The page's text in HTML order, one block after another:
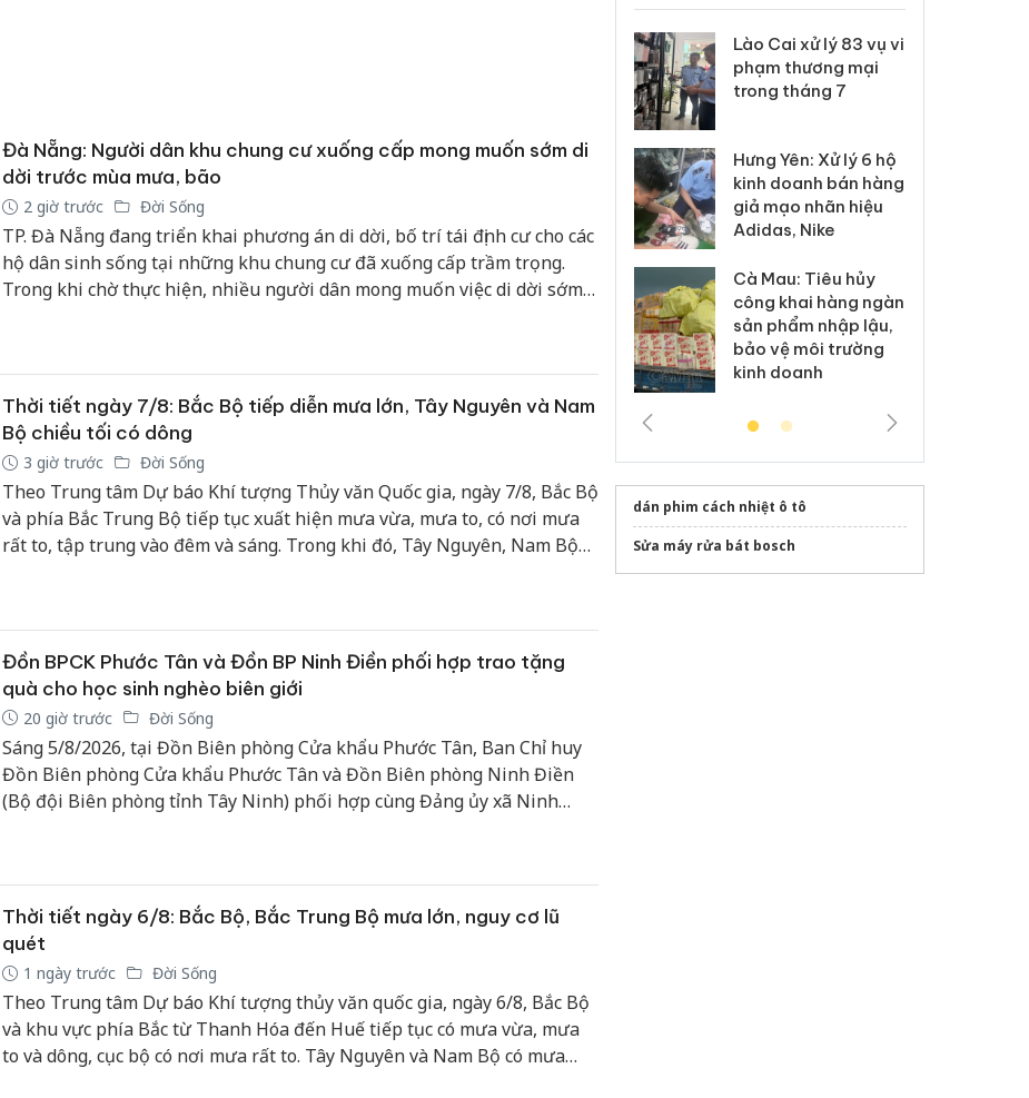
Đà Nẵng: Người dân khu chung cư xuống cấp mong muốn sớm di
dời trước mùa mưa, bão
2 giờ trước Đời Sống
TP. Đà Nẵng đang triển khai phương án di dời, bố trí tái định cư cho các
hộ dân sinh sống tại những khu chung cư đã xuống cấp trầm trọng.
Trong khi chờ thực hiện, nhiều người dân mong muốn việc di dời sớm
Thời tiết ngày 7/8: Bắc Bộ tiếp diễn mưa lớn, Tây Nguyên và Nam
Bộ chiều tối có dông
3 giờ trước Đời Sống
Theo Trung tâm Dự báo Khí tượng Thủy văn Quốc gia, ngày 7/8, Bắc Bộ
và phía Bắc Trung Bộ tiếp tục xuất hiện mưa vừa, mưa to, có nơi mưa
rất to, tập trung vào đêm và sáng. Trong khi đó, Tây Nguyên, Nam Bộ
Đồn BPCK Phước Tân và Đồn BP Ninh Điền phối hợp trao tặng
quà cho học sinh nghèo biên giới
20 giờ trước Đời Sống
Sáng 5/8/2026, tại Đồn Biên phòng Cửa khẩu Phước Tân, Ban Chỉ huy
Đồn Biên phòng Cửa khẩu Phước Tân và Đồn Biên phòng Ninh Điền
(Bộ đội Biên phòng tỉnh Tây Ninh) phối hợp cùng Đảng ủy xã Ninh
thắp sáng tự hào”.
Thời tiết ngày 6/8: Bắc Bộ, Bắc Trung Bộ mưa lớn, nguy cơ lũ
quét
1 ngày trước Đời Sống
Theo Trung tâm Dự báo Khí tượng thủy văn quốc gia, ngày 6/8, Bắc Bộ
và khu vực phía Bắc từ Thanh Hóa đến Huế tiếp tục có mưa vừa, mưa
to và dông, cục bộ có nơi mưa rất to. Tây Nguyên và Nam Bộ có mưa
Thanh Hóa: Tìm bị
Moyuum giả
An Giang: Đối tượng
chủ mưu đường dây
Lào Cai xử lý 83 vụ vi
phạm thương mại
trong tháng 7
Hưng Yên: Xử lý 6 hộ
kinh doanh bán hàng
giả mạo nhãn hiệu
Adidas, Nike
Cà Mau: Tiêu hủy
công khai hàng ngàn
sản phẩm nhập lậu,
bảo vệ môi trường
kinh doanh
dán phim cách nhiệt ô tô
Sửa máy rửa bát bosch